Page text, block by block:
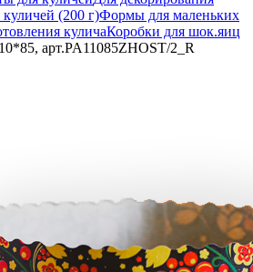
(200 г)Формы для маленьких
куличаКоробки для шок.яиц
арт.PA11085ZHOST/2_R